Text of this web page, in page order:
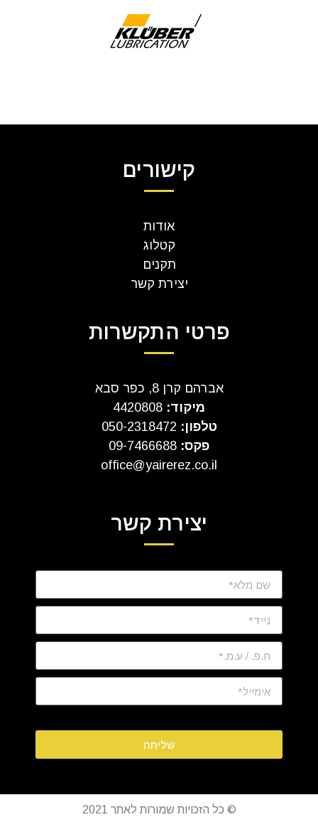
קישורים
אודות
קטלוג
תקנים
יצירת קשר
פרטי התקשרות
אברהם קרן 8, כפר סבא
מיקוד:
טלפון:
פקס: 09-7466688
office@yairerez.co.il
יצירת קשר
שליחה
© כל הזכויות שמורות לאתר 2021